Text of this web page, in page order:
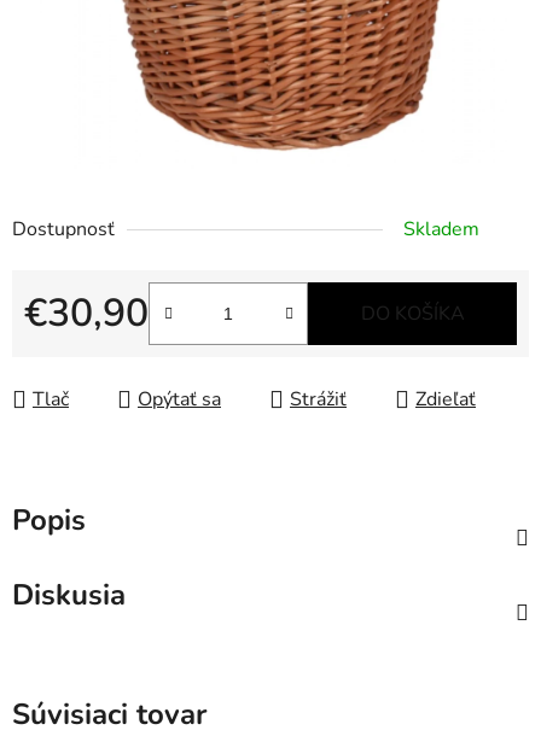
Dostupnosť Skladem
€30,90
Jednotková cena:
DO KOŠÍKA
Tlač Opýtať sa Strážiť Zdieľať
Popis
Diskusia
Súvisiaci tovar